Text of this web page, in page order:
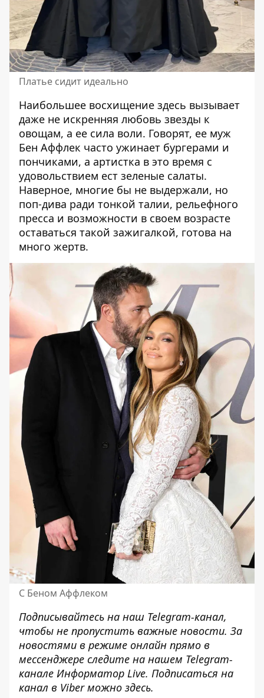
Платье сидит идеально
Наибольшее восхищение здесь вызывает
даже не искренняя любовь звезды к
овощам, а ее сила воли. Говорят, ее муж
Бен Аффлек часто ужинает бургерами и
пончиками, а артистка в это время с
удовольствием ест зеленые салаты.
Наверное, многие бы не выдержали, но
поп-дива ради тонкой талии, рельефного
пресса и возможности в своем возрасте
оставаться такой зажигалкой, готова на
много жертв.
С Беном Аффлеком
Подписывайтесь на наш Telegram-канал,
чтобы не пропустить важные новости. За
новостями в режиме онлайн прямо в
мессенджере следите на нашем Telegram-
канале Информатор Live. Подписаться на
канал в Viber можно здесь.